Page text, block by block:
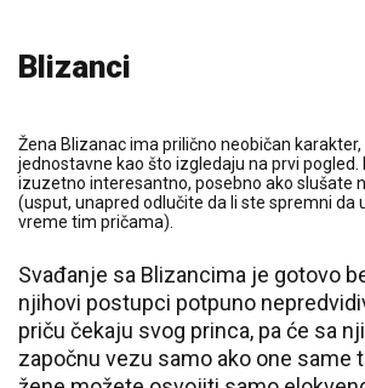
Blizanci
Žena Blizanac ima prilično neobičan karakter,
jednostavne kao što izgledaju na prvi pogled.
izuzetno interesantno, posebno ako slušate
(usput, unapred odlučite da li ste spremni da
vreme tim pričama).
Svađanje sa Blizancima je gotovo
njihovi postupci potpuno
priču čekaju svog princa, pa će sa
započnu vezu samo ako one same